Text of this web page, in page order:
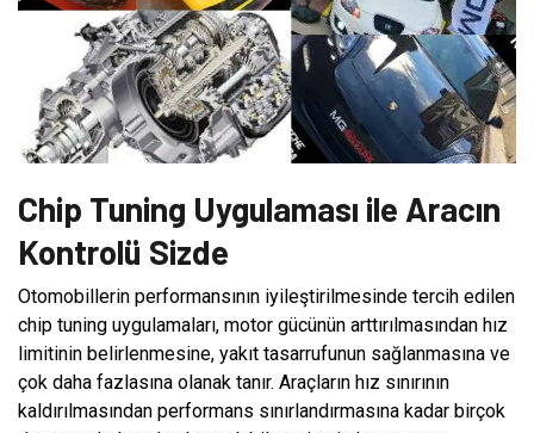
Chip Tuning Uygulaması ile Aracın
Kontrolü Sizde
Otomobillerin performansının iyileştirilmesinde tercih edilen
chip tuning uygulamaları, motor gücünün arttırılmasından hız
limitinin belirlenmesine, yakıt tasarrufunun sağlanmasına ve
çok daha fazlasına olanak tanır. Araçların hız sınırının
kaldırılmasından performans sınırlandırmasına kadar birçok